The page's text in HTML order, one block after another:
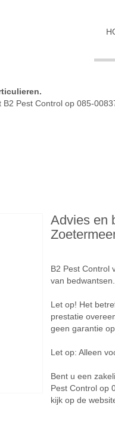
Pest Control op 085-
Advies en
B2 Pest Control
van bedwantsen.
Let op! Het
prestatie
geen garantie
Let op: Alleen
Bent u een
Pest Control op
kijk op de